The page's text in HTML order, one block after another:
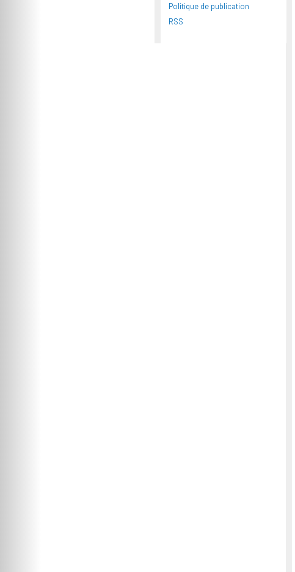
Politique de publication
RSS